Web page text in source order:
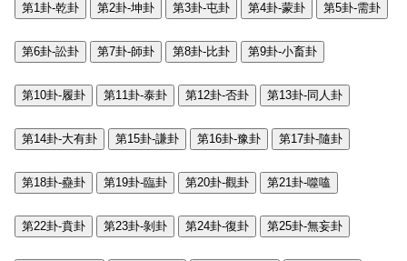
第1卦-乾卦 第2卦-坤卦 第3卦-屯卦 第4卦-蒙卦 第5卦-需卦
第6卦-訟卦 第7卦-師卦 第8卦-比卦 第9卦-小畜卦
第10卦-履卦 第11卦-泰卦 第12卦-否卦 第13卦-同人卦
第14卦-大有卦 第15卦-謙卦 第16卦-豫卦 第17卦-隨卦
第18卦-蠱卦 第19卦-臨卦 第20卦-觀卦 第21卦-噬嗑
第22卦-賁卦 第23卦-剝卦 第24卦-復卦 第25卦-無妄卦